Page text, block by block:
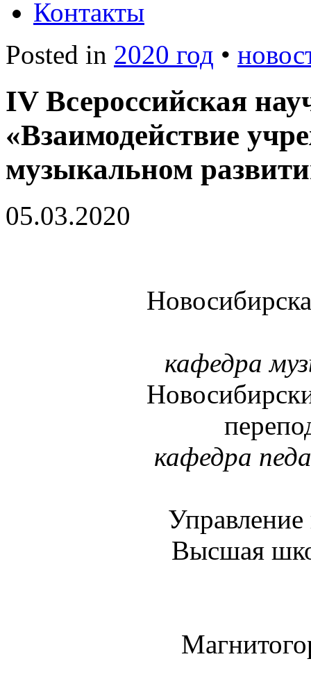
Контакты
Posted in 2020 год •
IV Всероссийская
«Взаимодействие
музыкальном
05.03.2020
кафедра
кафедра
Высшая